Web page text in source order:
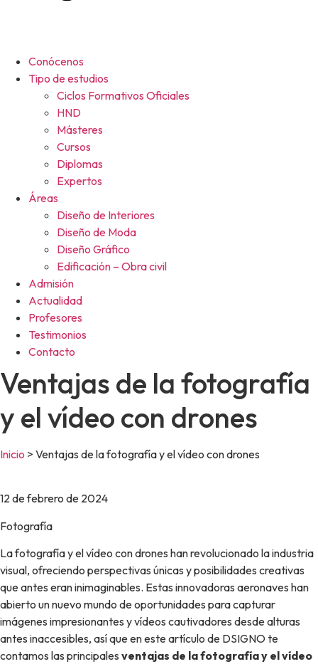
Conócenos
Tipo de estudios
Ciclos Formativos Oficiales
HND
Másteres
Cursos
Diplomas
Expertos
Áreas
Diseño de Interiores
Diseño de Moda
Diseño Gráfico
Edificación – Obra civil
Admisión
Actualidad
Profesores
Testimonios
Contacto
Ventajas de la fotografía
y el vídeo con drones
Inicio > Ventajas de la fotografía y el vídeo con drones
12 de febrero de 2024
Fotografía
La fotografía y el vídeo con drones han revolucionado la industria
visual, ofreciendo perspectivas únicas y posibilidades creativas
que antes eran inimaginables. Estas innovadoras aeronaves han
abierto un nuevo mundo de oportunidades para capturar
imágenes impresionantes y vídeos cautivadores desde alturas
antes inaccesibles, así que en este artículo de DSIGNO te
contamos las principales ventajas de la fotografía y el vídeo